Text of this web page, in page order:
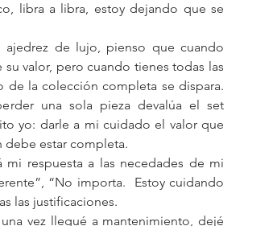
libra a libra, estoy dejando que se
de lujo, pienso que cuando
valor, pero cuando tienes todas las
de la colección completa se dispara.
una sola pieza devalúa el set
yo: darle a mi cuidado el valor que
estar completa.
respuesta a las necedades de mi
“No importa.  Estoy cuidando
las justificaciones.
vez llegué a mantenimiento, dejé